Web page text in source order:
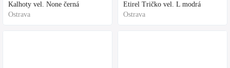
Kalhoty vel. None černá
Ostrava
Etirel Tričko vel. L modrá
Ostrava